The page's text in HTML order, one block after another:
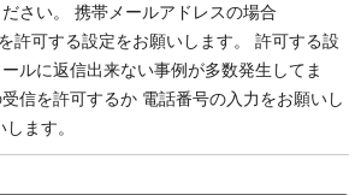
さい。 携帯メールアドレスの場合
許可する設定をお願いします。 許可する設
ルに返信出来ない事例が多数発生してま
信を許可するか 電話番号の入力をお願いし
ます。